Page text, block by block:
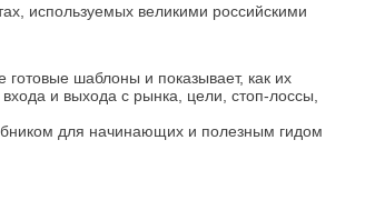
используемых великими российскими
готовые шаблоны и показывает, как их
и выхода с рынка, цели, стоп-лоссы,
для начинающих и полезным гидом